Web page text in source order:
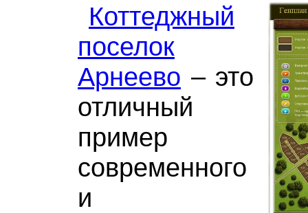
Коттеджный
поселок
Арнеево – это
отличный
пример
современного
и